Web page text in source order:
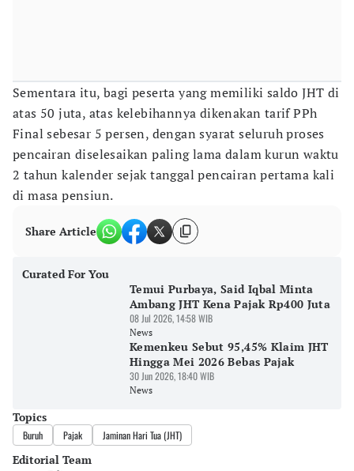
Sementara itu, bagi peserta yang memiliki saldo JHT di
atas 50 juta, atas kelebihannya dikenakan tarif PPh
Final sebesar 5 persen, dengan syarat seluruh proses
pencairan diselesaikan paling lama dalam kurun waktu
2 tahun kalender sejak tanggal pencairan pertama kali
di masa pensiun.
Share Article
Curated For You
Temui Purbaya, Said Iqbal Minta
Ambang JHT Kena Pajak Rp400 Juta
08 Jul 2026, 14:58 WIB
News
Kemenkeu Sebut 95,45% Klaim JHT
Hingga Mei 2026 Bebas Pajak
30 Jun 2026, 18:40 WIB
News
Topics
Buruh Pajak Jaminan Hari Tua (JHT)
Editorial Team